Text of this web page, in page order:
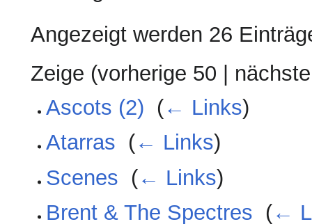
Angezeigt werden 26
Zeige (vorherige 50
Ascots (2) (← Links)
Atarras (← Links)
Scenes (← Links)
Brent & The Spectres (←